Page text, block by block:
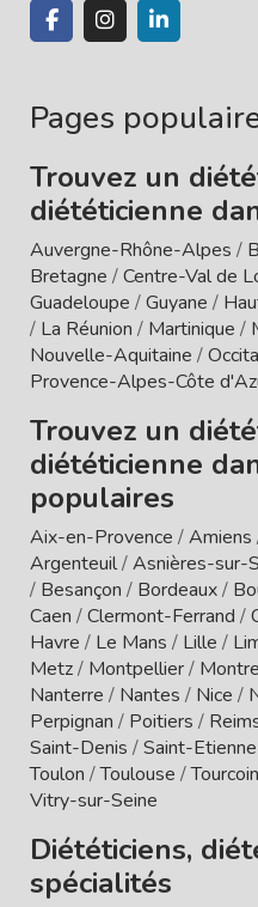
Pages
Trouvez un
diététicienne
Auvergne-Rhône-Alpes /
Bretagne /Centre-Val de
Guadeloupe /Guyane /
/ La Réunion / Martinique /
Nouvelle-Aquitaine /
Provence-Alpes-Côte
Trouvez un
diététicienne
populaires
Aix-en-Provence /Amiens
Argenteuil/Asnières-sur-
/ Besançon / Bordeaux/
Caen /Clermont-Ferrand /
Havre / Le Mans / Lille /
Metz/ Montpellier/
Nanterre / Nantes / Nice /
Perpignan / Poitiers /
Saint-Denis /Saint-Etienne
Toulon /Toulouse /
Vitry-sur-Seine
Diététiciens,
spécialités